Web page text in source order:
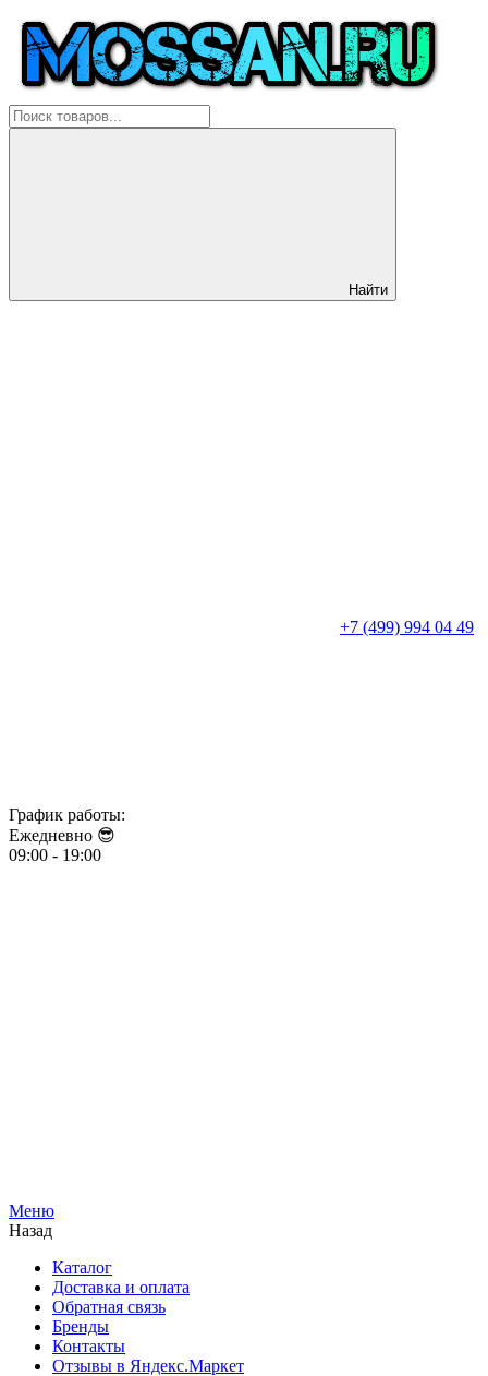
Найти
+7 (499) 994 04 49
График работы:
Ежедневно 😎​​​​​​​
09:00 - 19:00
Меню
Назад
Каталог
Доставка и оплата
Обратная связь
Бренды
Контакты
Отзывы в Яндекс.Маркет